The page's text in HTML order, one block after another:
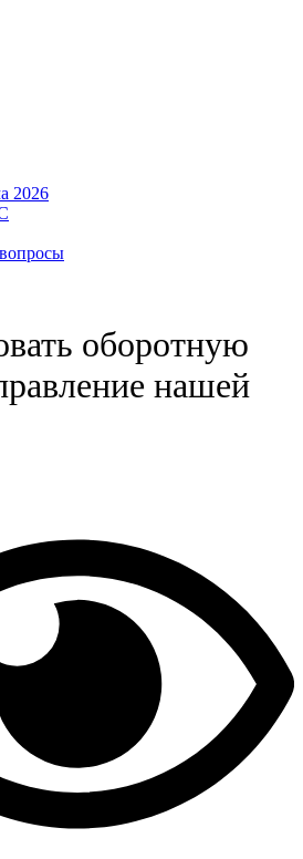
2026
оборотную
нашей